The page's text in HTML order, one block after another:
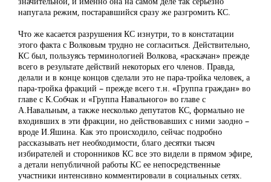
напугала режим, постаравшийся сразу же разгромить КС.
Что же касается разрушения КС изнутри, то в констатации
этого факта с Волковым трудно не согласиться. Действительно,
КС был, пользуясь терминологией Волкова, «раскачан» прежде
всего в результате действий некоторых его членов. Правда,
делали и в конце концов сделали это не пара-тройка человек, а
пара-тройка фракций – прежде всего т.н. «Группа граждан» во
главе с К.Собчак и «Группа Навального» во главе с
А.Навальным, а также несколько депутатов КС, формально не
входивших в эти фракции, но действовавших с ними заодно –
вроде И.Яшина. Как это происходило, сейчас подробно
рассказывать нет необходимости, благо десятки тысяч
избирателей и сторонников КС все это видели в прямом эфире,
а детали непубличной работы КС ее непосредственные
участники интенсивно комментировали в социальных сетях.